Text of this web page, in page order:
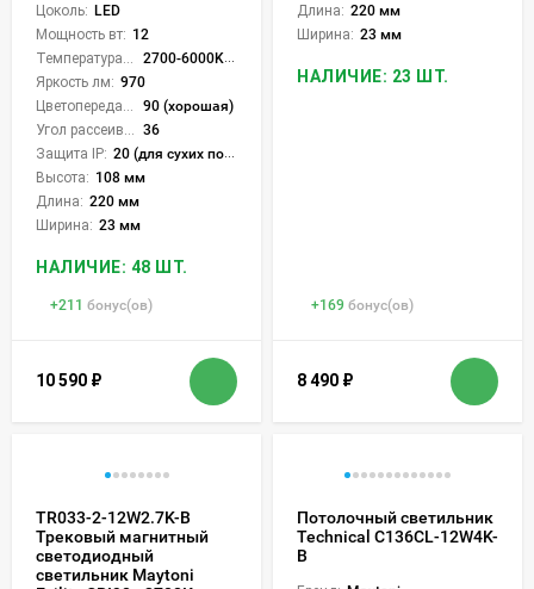
Цоколь: LED
Мощность вт: 12
2700-6000K (плавная рег.)
Яркость лм: 970
90 (хорошая)
36
Защита IP: 20 (для сухих пом.)
Высота: 108 мм
Длина: 220 мм
Ширина: 23 мм
НАЛИЧИЕ: 48 ШТ.
+211 бонус(ов)
10 590 ₽
Длина: 220 мм
Ширина: 23 мм
НАЛИЧИЕ: 23 ШТ.
+169 бонус(ов)
8 490 ₽
TR033-2-12W2.7K-B
Трековый магнитный
светодиодный
светильник Maytoni
Потолочный светильник
Technical C136CL-12W4K-
B